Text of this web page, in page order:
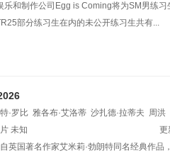
乐和制作公司Egg is Coming将为SM男练
部分练习生在内的未公开练习生共有...
·罗比 雅各布·艾洛蒂 沙扎德·拉蒂夫 周洪
比塞特
米
未知
更
英国著名作家艾米莉·勃朗特同名经典作